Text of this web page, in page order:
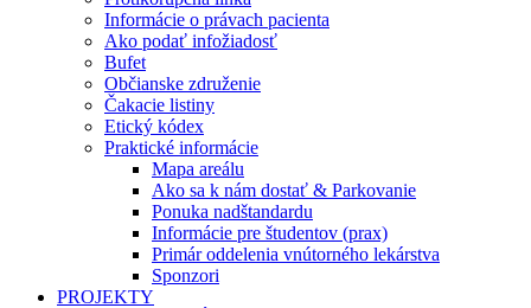
Informácie o právach pacienta
Ako podať infožiadosť
Bufet
Občianske združenie
Čakacie listiny
Etický kódex
Praktické informácie
Mapa areálu
Ako sa k nám dostať & Parkovanie
Ponuka nadštandardu
Informácie pre študentov (prax)
Primár oddelenia vnútorného lekárstva
Sponzori
PROJEKTY